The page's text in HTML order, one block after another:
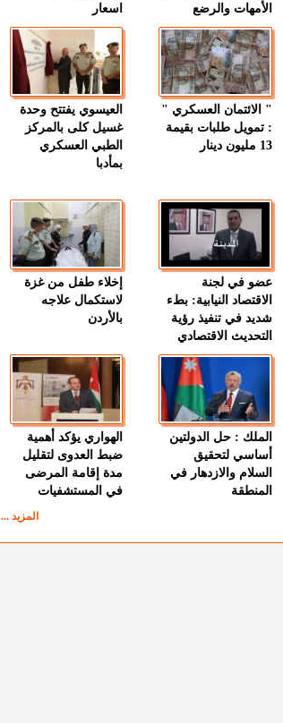
الأمهات والرضع
اسعار
" الائتمان العسكري "
: تمويل طلبات بقيمة
13 مليون دينار
العيسوي يفتتح وحدة
غسيل كلى بالمركز
الطبي العسكري
بمأدبا
عضو في لجنة
الاقتصاد النيابية: بطء
شديد في تنفيذ رؤية
التحديث الاقتصادي
إخلاء طفل من غزة
لاستكمال علاجه
بالأردن
الملك : حل الدولتين
أساسي لتحقيق
السلام والازدهار في
المنطقة
الهواري يؤكد أهمية
ضبط العدوى لتقليل
مدة إقامة المرضى
في المستشفيات
المزيد ...